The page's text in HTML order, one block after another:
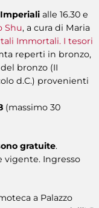
alle 16.30 e
Shu, a cura di Maria
Immortali. I tesori
reperti in bronzo,
bronzo (II
d.C.) provenienti
(massimo 30
gratuite.
vigente. Ingresso
a Palazzo